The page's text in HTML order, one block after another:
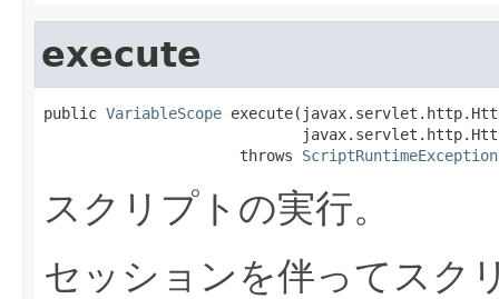
execute
public VariableScope
                      throws
ScriptRuntimeException
スクリプトの実行。
セッションを伴ってスク